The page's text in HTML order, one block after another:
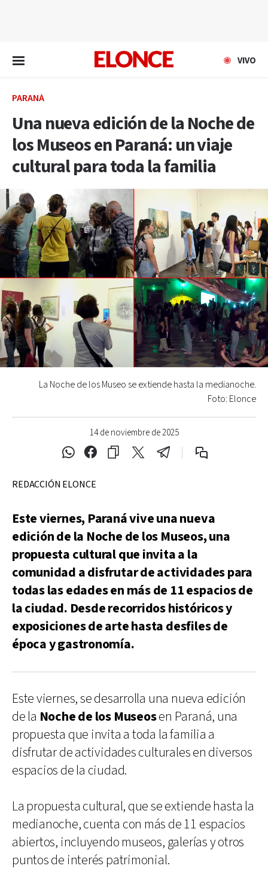
VIVO
PARANÁ
Una nueva edición de la Noche de
los Museos en Paraná: un viaje
cultural para toda la familia
14 de noviembre de 2025
La Noche de los Museo se extiende hasta la medianoche.
Foto: Elonce
REDACCIÓN ELONCE
Este viernes, Paraná vive una nueva
edición de la Noche de los Museos, una
propuesta cultural que invita a la
comunidad a disfrutar de actividades para
todas las edades en más de 11 espacios de
la ciudad. Desde recorridos históricos y
exposiciones de arte hasta desfiles de
época y gastronomía.
Este viernes, se desarrolla una nueva edición
de la Noche de los Museosen Paraná, una
propuesta que invita a toda la familia a
disfrutar de actividades culturales en diversos
espacios de la ciudad.
La propuesta cultural, que se extiende hasta la
medianoche, cuenta con más de 11 espacios
abiertos, incluyendo museos, galerías y otros
puntos de interés patrimonial.